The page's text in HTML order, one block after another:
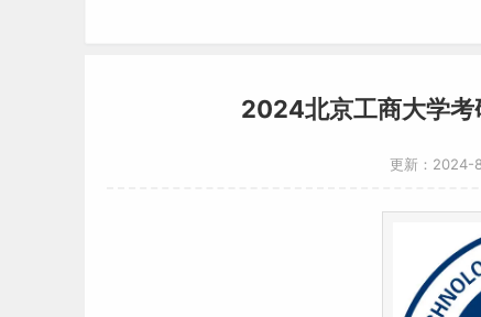
2024北京工商大学
更新：2024-